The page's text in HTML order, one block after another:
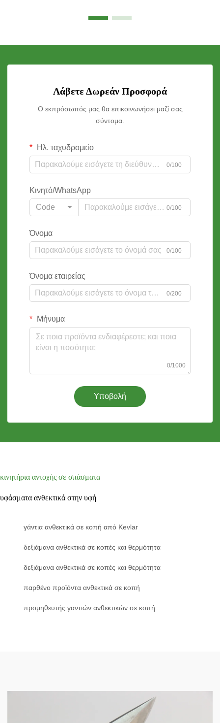
Λάβετε Δωρεάν Προσφορά
Ο εκπρόσωπός μας θα επικοινωνήσει μαζί σας
σύντομα.
Ηλ. ταχυδρομείο
0/100
Κινητό/WhatsApp
Code
0/100
Όνομα
0/100
Όνομα εταιρείας
0/200
Μήνυμα
0/1000
Υποβολή
κινητήρια αντοχής σε σπάσματα
υφάσματα ανθεκτικά στην υφή
γάντια ανθεκτικά σε κοπή από Kevlar
δεξιάμανα ανθεκτικά σε κοπές και θερμότητα
δεξιάμανα ανθεκτικά σε κοπές και θερμότητα
παρθένο προϊόντα ανθεκτικά σε κοπή
προμηθευτής γαντιών ανθεκτικών σε κοπή